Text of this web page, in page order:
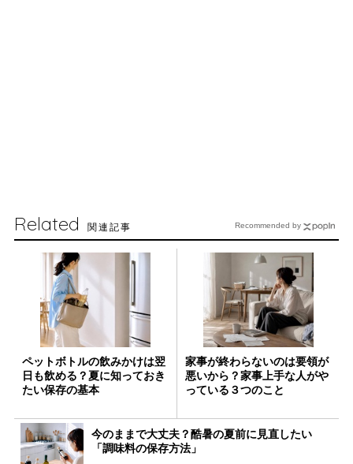
Related 関連記事
ペットボトルの飲みかけは翌
日も飲める？夏に知っておき
たい保存の基本
家事が終わらないのは要領が
悪いから？家事上手な人がや
っている３つのこと
今のままで大丈夫？酷暑の夏前に見直したい
「調味料の保存方法」
Recommended by